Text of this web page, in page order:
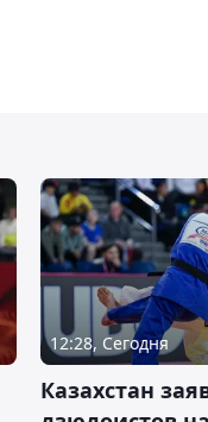
12:28, Сегодня
Казахстан